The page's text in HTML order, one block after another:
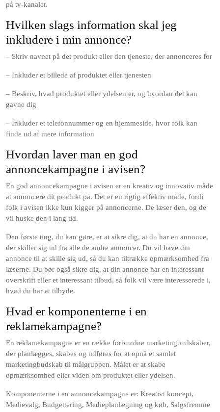
på tv-kanaler.
Hvilken slags information skal jeg
inkludere i min annonce?
– Skriv navnet på det produkt eller den tjeneste, der annonceres for
– Inkluder et billede af produktet eller tjenesten
– Beskriv, hvad produktet eller ydelsen er, og hvordan det kan
gavne dig
– Inkluder et telefonnummer og en hjemmeside, hvor folk kan
finde ud af mere information
Hvordan laver man en god
annoncekampagne i avisen?
En god annoncekampagne i avisen er en kreativ og innovativ måde
at annoncere dit produkt på. Det er en rigtig effektiv måde, fordi
folk i avisen ikke kun kigger på annoncerne. De læser den, og de
vil huske den i lang tid.
Den første ting, du kan gøre, er at sikre dig, at du har en annonce,
der skiller sig ud fra alle de andre annoncer. Du vil have din
annonce til at skille sig ud, så du kan tiltrække opmærksomhed fra
læserne. Du bør også sikre dig, at din annonce har en interessant
overskrift eller et interessant tilbud, så folk vil være interesserede i,
hvad du har at tilbyde.
Hvad er komponenterne i en
reklamekampagne?
En reklamekampagne er en række forbundne marketingbudskaber,
der planlægges, skabes og udføres for at opnå et samlet
marketingbudskab til målgruppen. Målet er at skabe
opmærksomhed eller viden om produktet eller ydelsen.
Komponenterne i en annoncekampagne er: Kreativt koncept,
Medievalg, Budgettering, Medieplanlægning og køb, Salgsfremme